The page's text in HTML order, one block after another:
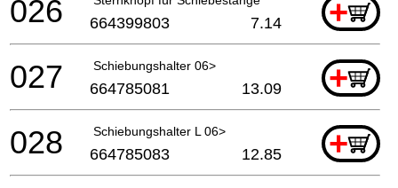
+
026 664399803 7.14
Schiebungshalter 06> +
027 664785081 13.09
Schiebungshalter L 06> +
028 664785083 12.85